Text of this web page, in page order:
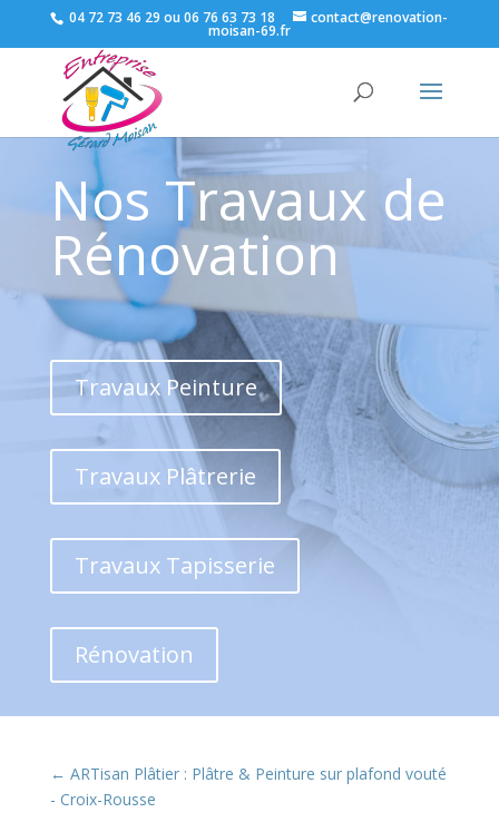
04 72 73 46 29 ou 06 76 63 73 18 contact@renovation-
moisan-69.fr
Nos Travaux de
Rénovation
Travaux Peinture
Travaux Plâtrerie
Travaux Tapisserie
Rénovation
← ARTisan Plâtier : Plâtre & Peinture sur plafond vouté
- Croix-Rousse